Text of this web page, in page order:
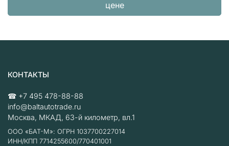
цене
КОНТАКТЫ
☎ +7 495 478-88-88
info@baltautotrade.ru
Москва, МКАД, 63-й километр, вл.1
ООО «БАТ-М»: ОГРН 1037700227014
ИНН/КПП 7714255600/770401001